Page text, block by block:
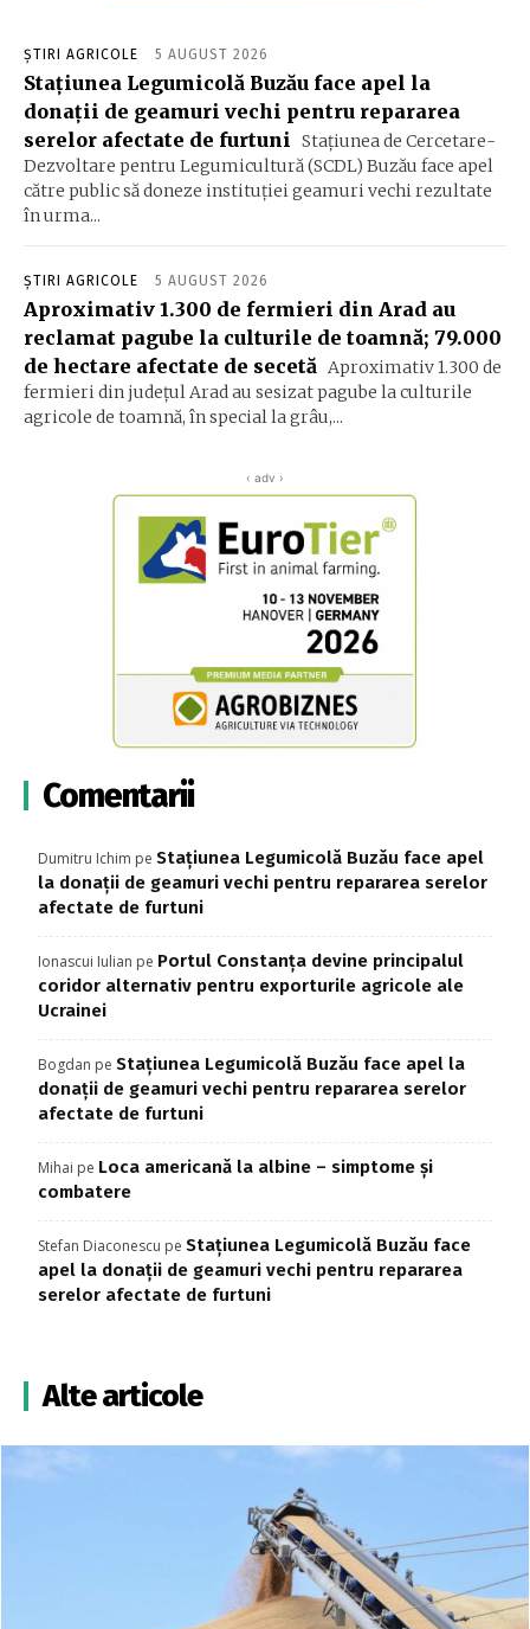
ȘTIRI AGRICOLE 5 AUGUST 2026
Stațiunea Legumicolă Buzău face apel la
donații de geamuri vechi pentru repararea
serelor afectate de furtuni
Stațiunea de Cercetare-
Dezvoltare pentru Legumicultură (SCDL) Buzău face apel
către public să doneze instituției geamuri vechi rezultate
în urma...
ȘTIRI AGRICOLE 5 AUGUST 2026
Aproximativ 1.300 de fermieri din Arad au
reclamat pagube la culturile de toamnă; 79.000
de hectare afectate de secetă Aproximativ 1.300 de
fermieri din județul Arad au sesizat pagube la culturile
agricole de toamnă, în special la grâu,...
‹ adv ›
Comentarii
Dumitru Ichim pe Stațiunea Legumicolă Buzău face apel
la donații de geamuri vechi pentru repararea serelor
afectate de furtuni
Ionascui Iulian pe Portul Constanța devine principalul
coridor alternativ pentru exporturile agricole ale
Ucrainei
Bogdan pe Stațiunea Legumicolă Buzău face apel la
donații de geamuri vechi pentru repararea serelor
afectate de furtuni
Mihai pe Loca americană la albine – simptome și
combatere
Stefan Diaconescu pe Stațiunea Legumicolă Buzău face
apel la donații de geamuri vechi pentru repararea
serelor afectate de furtuni
Alte articole